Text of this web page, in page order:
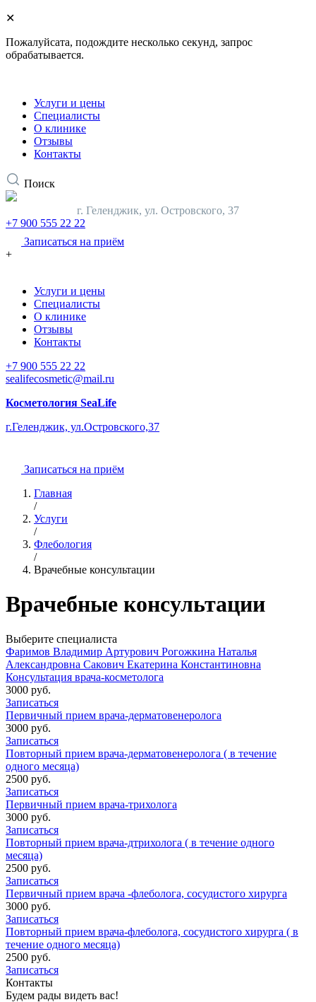
✕
Пожалуйсата, подождите несколько секунд, запрос
обрабатывается.
Услуги и цены
Специалисты
О клинике
Отзывы
Контакты
Поиск
г. Геленджик, ул. Островского, 37
+7 900 555 22 22
Записаться на приём
+
Услуги и цены
Специалисты
О клинике
Отзывы
Контакты
+7 900 555 22 22
sealifecosmetic@mail.ru
Косметология SeaLife
г.Геленджик, ул.Островского,37
Записаться на приём
Главная
/
Услуги
/
Флебология
/
Врачебные консультации
Врачебные консультации
Выберите специалиста
Фаримов Владимир Артурович Рогожкина Наталья
Александровна Сакович Екатерина Константиновна
Консультация врача-косметолога
3000 руб.
Записаться
Первичный прием врача-дерматовенеролога
3000 руб.
Записаться
Повторный прием врача-дерматовенеролога ( в течение
одного месяца)
2500 руб.
Записаться
Первичный прием врача-трихолога
3000 руб.
Записаться
Повторный прием врача-дтрихолога ( в течение одного
месяца)
2500 руб.
Записаться
Первичный прием врача -флеболога, сосудистого хирурга
3000 руб.
Записаться
Повторный прием врача-флеболога, сосудистого хирурга ( в
течение одного месяца)
2500 руб.
Записаться
Контакты
Будем рады видеть вас!